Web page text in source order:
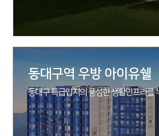
동대구역 우방 아이유쉘
동대구 특급입지의 풍성한 생활인프라를